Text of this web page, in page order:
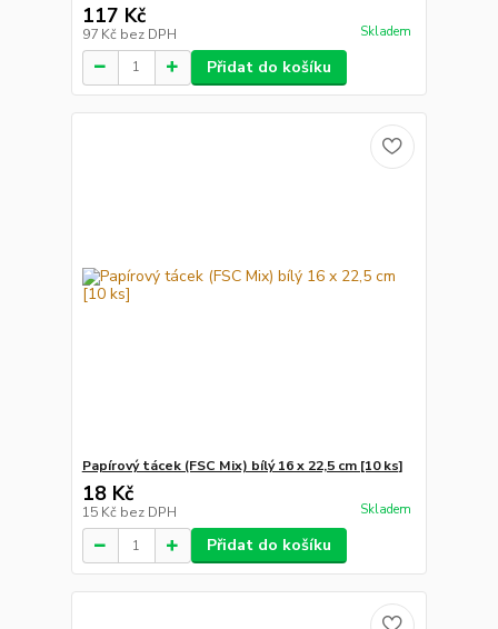
117 Kč
97 Kč bez DPH Skladem
Přidat do košíku
Papírový tácek (FSC Mix) bílý 16 x 22,5 cm [10 ks]
18 Kč
15 Kč bez DPH Skladem
Přidat do košíku